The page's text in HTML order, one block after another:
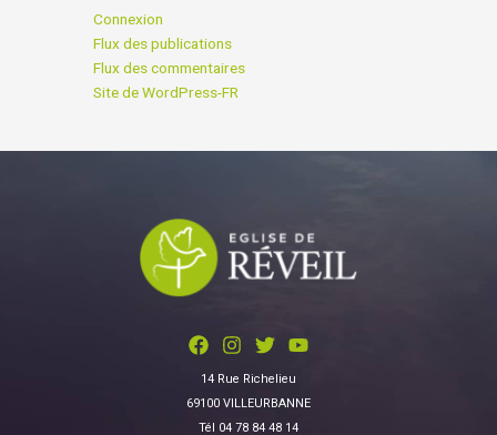
Connexion
Flux des publications
Flux des commentaires
Site de WordPress-FR
14 Rue Richelieu
69100 VILLEURBANNE
Tél 04 78 84 48 14